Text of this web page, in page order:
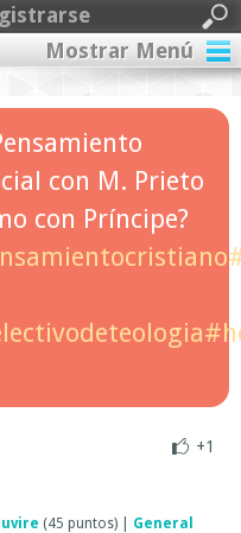
Mostrar Menú
con M. Prieto
con Príncipe?
+1
(45 puntos) General